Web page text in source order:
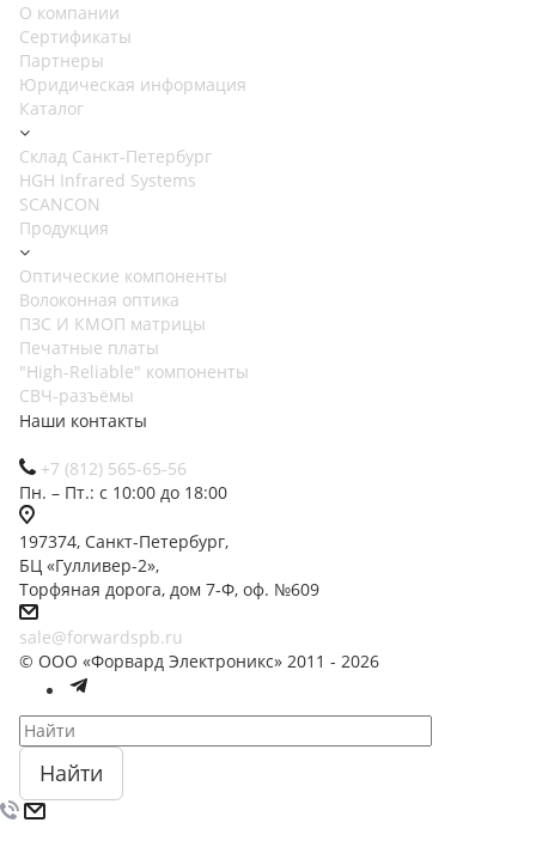
О компании
Сертификаты
Партнеры
Юридическая информация
Каталог
Cклад Санкт-Петербург
HGH Infrared Systems
SCANCON
Продукция
Оптические компоненты
Волоконная оптика
ПЗС И КМОП матрицы
Печатные платы
"High-Reliable" компоненты
СВЧ-разъёмы
Наши контакты
+7 (812) 565-65-56
Пн. – Пт.: с 10:00 до 18:00
197374, Санкт-Петербург,
БЦ «Гулливер-2»,
Торфяная дорога, дом 7-Ф, оф. №609
sale@forwardspb.ru
© ООО «Форвард Электроникс» 2011 - 2026
Найти